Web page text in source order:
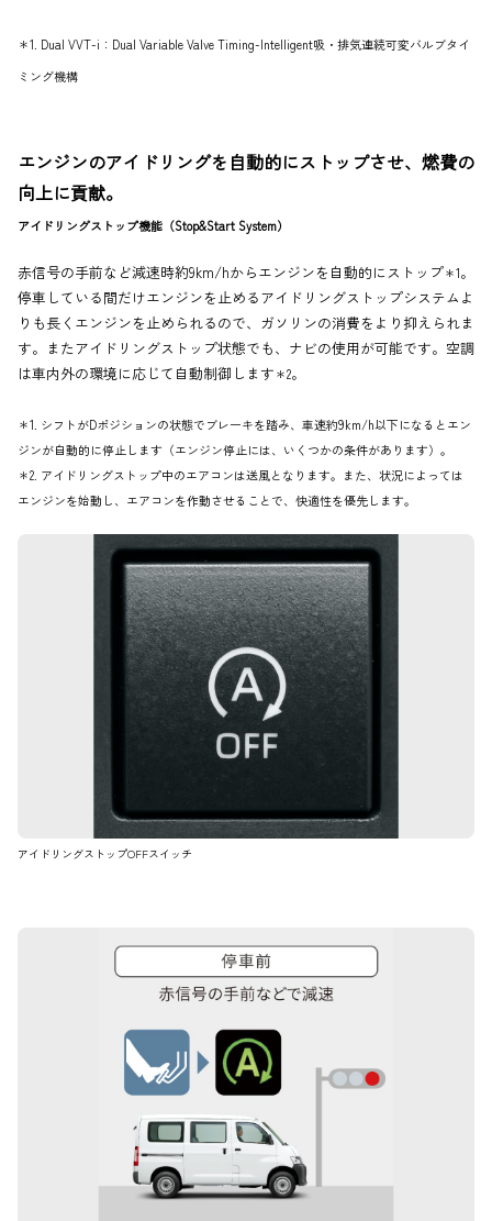
＊1. Dual VVT-i：Dual Variable Valve Timing-Intelligent吸・排気連続可変バルブタイ
ミング機構
エンジンのアイドリングを自動的にストップさせ、燃費の
向上に貢献。
アイドリングストップ機能（Stop&Start System）
赤信号の手前など減速時約9km/hからエンジンを自動的にストップ＊1。
停車している間だけエンジンを止めるアイドリングストップシステムよ
りも長くエンジンを止められるので、ガソリンの消費をより抑えられま
す。またアイドリングストップ状態でも、ナビの使用が可能です。空調
は車内外の環境に応じて自動制御します＊2。
＊1. シフトがDポジションの状態でブレーキを踏み、車速約9km/h以下になるとエン
ジンが自動的に停止します（エンジン停止には、いくつかの条件があります）。
＊2. アイドリングストップ中のエアコンは送風となります。また、状況によっては
エンジンを始動し、エアコンを作動させることで、快適性を優先します。
アイドリングストップOFFスイッチ